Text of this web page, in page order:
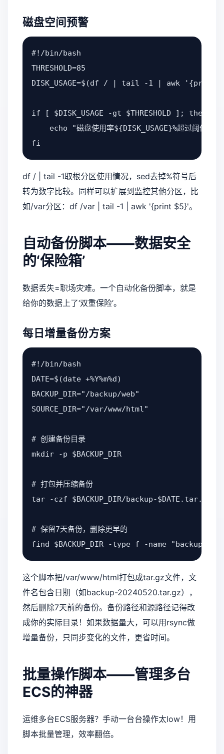
磁盘空间预警
#!/bin/bash
THRESHOLD=85
DISK_USAGE=$(df / | tail -1 | awk
if [ $DISK_USAGE -gt $THRESHOLD ]; then
echo "磁盘使用率${DISK_USAGE}%超过阈值！
fi
df / | tail -1取根分区使用情况，sed去掉%符号后
转为数字比较。同样可以扩展到监控其他分区，比
如/var分区：df /var | tail -1 | awk '{print $5}'。
自动备份脚本——数据安全
的‘保险箱’
数据丢失=职场灾难。一个自动化备份脚本，就是
给你的数据上了‘双重保险’。
每日增量备份方案
#!/bin/bash
DATE=$(date +%Y%m%d)
BACKUP_DIR="/backup/web"
SOURCE_DIR="/var/www/html"
# 创建备份目录
mkdir -p $BACKUP_DIR
# 打包并压缩备份
tar -czf $BACKUP_DIR/backup-$DATE.tar.gz
# 保留7天备份，删除更早的
find $BACKUP_DIR -type f -name
这个脚本把/var/www/html打包成tar.gz文件，文
件名包含日期（如backup-20240520.tar.gz），
然后删除7天前的备份。备份路径和源路径记得改
成你的实际目录！如果数据量大，可以用rsync做
增量备份，只同步变化的文件，更省时间。
批量操作脚本——管理多台
ECS的神器
运维多台ECS服务器？手动一台台操作太low！用
脚本批量管理，效率翻倍。